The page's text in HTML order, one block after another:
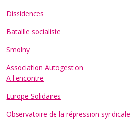
Dissidences
Bataille socialiste
Smolny
Association Autogestion
A l'encontre
Europe Solidaires
Observatoire de la répression syndicale